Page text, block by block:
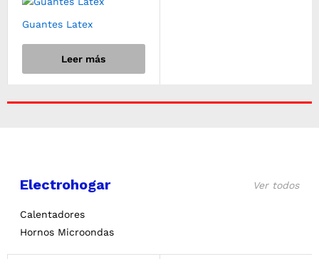
Guantes Latex
Leer más
Electrohogar
Calentadores
Hornos Microondas
Ver todos